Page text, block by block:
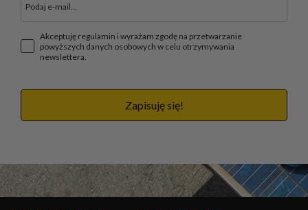
Akceptuję regulamin i wyrażam zgodę na przetwarzanie
powyższych danych osobowych w celu otrzymywania
newslettera.
Zapisuję się!